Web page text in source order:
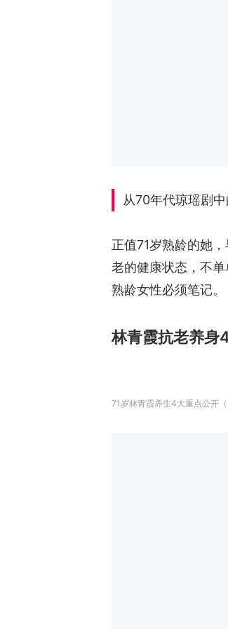
从70年代琼瑶剧
正值71岁熟龄的她
老的健康状态，不
熟龄女性必须笔记。
林青霞抗老养
71岁林青霞养生4大重点公开